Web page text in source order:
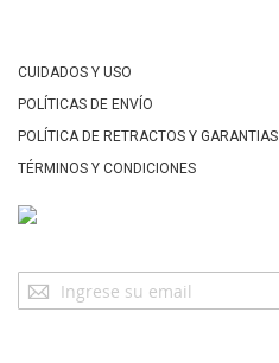
CUIDADOS Y USO
POLÍTICAS DE ENVÍO
POLÍTICA DE RETRACTOS Y GARANTIAS
TÉRMINOS Y CONDICIONES
Suscríbase
a